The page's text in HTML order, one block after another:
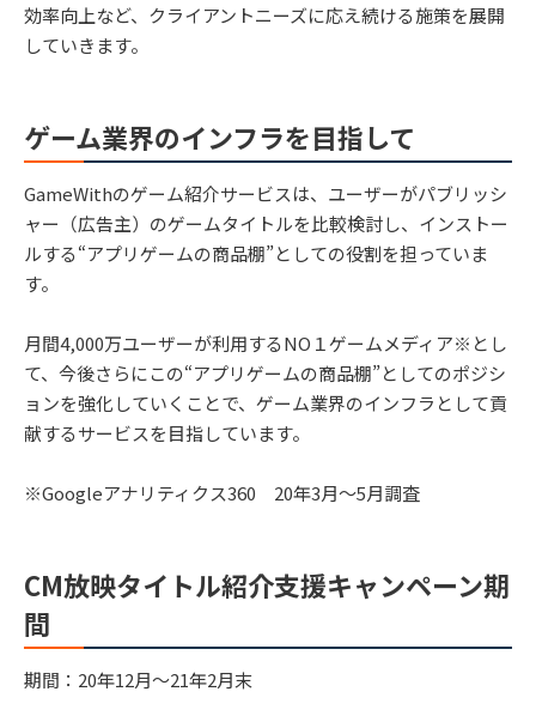
効率向上など、クライアントニーズに応え続ける施策を展開
していきます。
ゲーム業界のインフラを目指して
GameWithのゲーム紹介サービスは、ユーザーがパブリッシ
ャー（広告主）のゲームタイトルを比較検討し、インストー
ルする“アプリゲームの商品棚”としての役割を担っていま
す。
月間4,000万ユーザーが利用するNO１ゲームメディア※とし
て、今後さらにこの“アプリゲームの商品棚”としてのポジシ
ョンを強化していくことで、ゲーム業界のインフラとして貢
献するサービスを目指しています。
※Googleアナリティクス360 20年3月～5月調査
CM放映タイトル紹介支援キャンペーン期
間
期間：20年12月～21年2月末